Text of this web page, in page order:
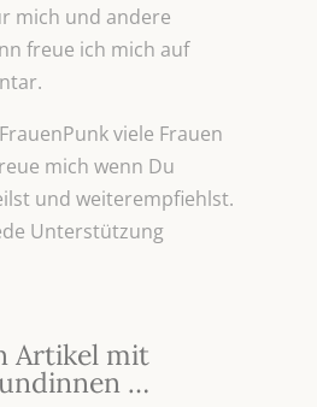
mich und andere
freue ich mich auf
viele Frauen
mich wenn Du
und weiterempfiehlst.
Unterstützung
Artikel mit
…